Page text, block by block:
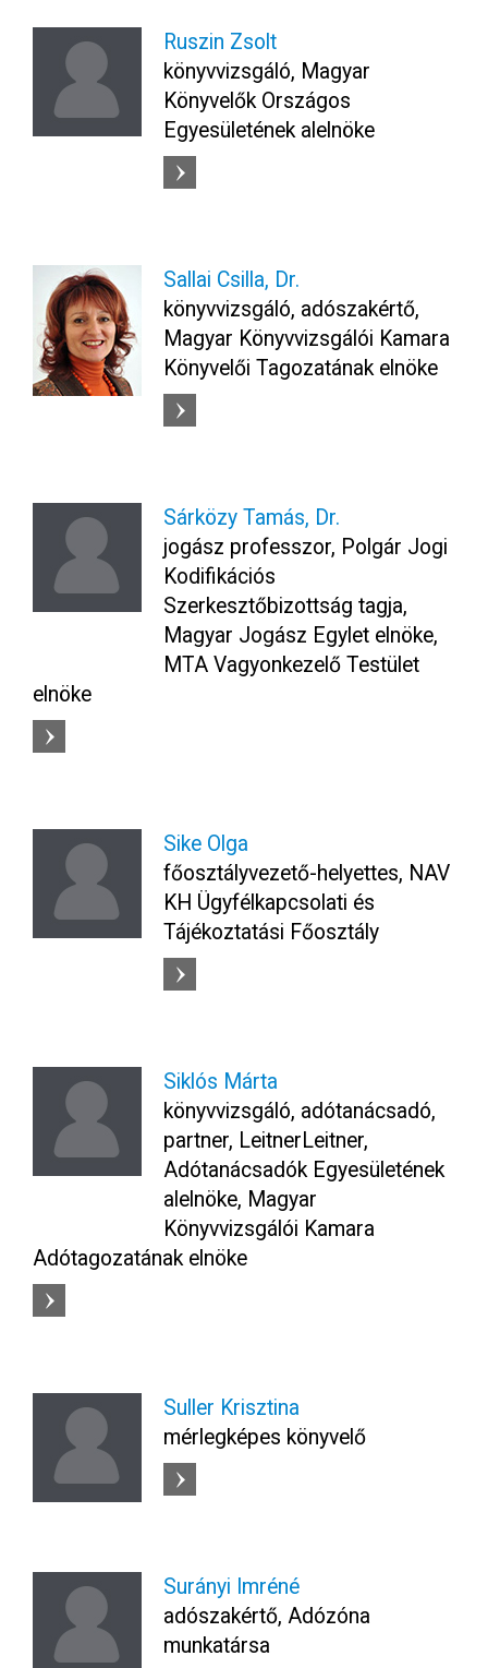
Ruszin Zsolt
könyvvizsgáló, Magyar
Könyvelők Országos
Egyesületének alelnöke
Sallai Csilla, Dr.
könyvvizsgáló, adószakértő,
Magyar Könyvvizsgálói Kamara
Könyvelői Tagozatának elnöke
Sárközy Tamás, Dr.
jogász professzor, Polgár Jogi
Kodifikációs
Szerkesztőbizottság tagja,
Magyar Jogász Egylet elnöke,
MTA Vagyonkezelő Testület
elnöke
Sike Olga
főosztályvezető-helyettes, NAV
KH Ügyfélkapcsolati és
Tájékoztatási Főosztály
Siklós Márta
könyvvizsgáló, adótanácsadó,
partner, LeitnerLeitner,
Adótanácsadók Egyesületének
alelnöke, Magyar
Könyvvizsgálói Kamara
Adótagozatának elnöke
Suller Krisztina
mérlegképes könyvelő
Surányi Imréné
adószakértő, Adózóna
munkatársa